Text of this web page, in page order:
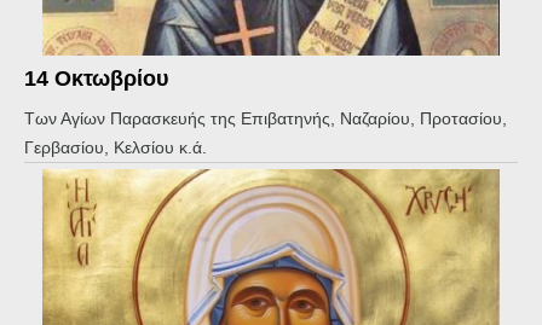
14 Οκτωβρίου
Των Αγίων Παρασκευής της Επιβατηνής, Ναζαρίου, Προτασίου,
Γερβασίου, Κελσίου κ.ά.